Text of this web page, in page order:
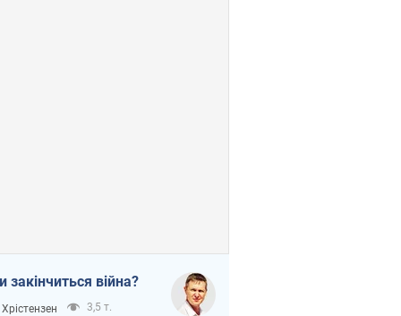
закінчиться війна?
3,5 т.